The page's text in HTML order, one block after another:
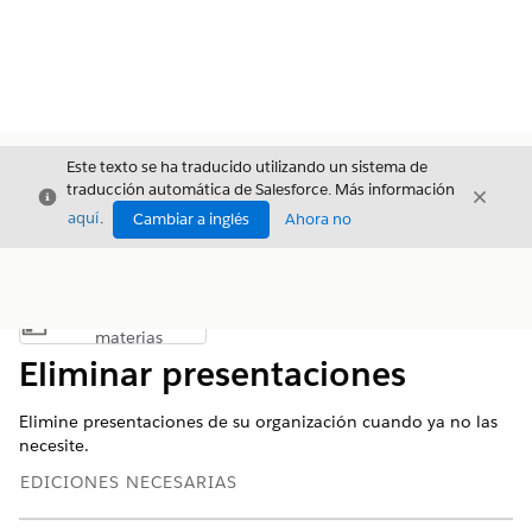
Cerrar
Este texto se ha traducido utilizando un sistema de
traducción automática de Salesforce. Más información
aquí. Cambiar a inglés Ahora no
Cerrar
Mostrar índice de materias
materias
Eliminar presentaciones
Elimine presentaciones de su organización cuando ya no las
necesite.
EDICIONES NECESARIAS